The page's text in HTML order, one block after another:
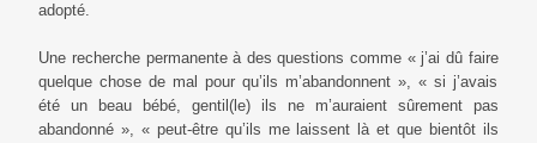
adopté.
Une recherche permanente à des questions comme « j’ai dû faire
quelque chose de mal pour qu’ils m’abandonnent », « si j’avais
été un beau bébé, gentil(le) ils ne m’auraient sûrement pas
abandonné », « peut-être qu’ils me laissent là et que bientôt ils